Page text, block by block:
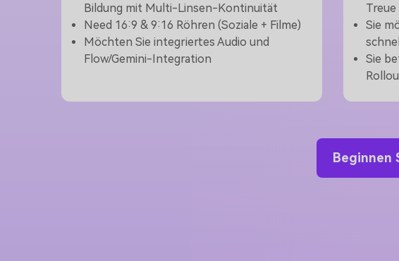
Bildung mit Multi-Linsen-Kontinuität
Need 16:9 & 9:16 Röhren (Soziale + Filme)
Möchten Sie integriertes Audio und
Flow/Gemini-Integration
Treue
Sie
Sie
Beginnen